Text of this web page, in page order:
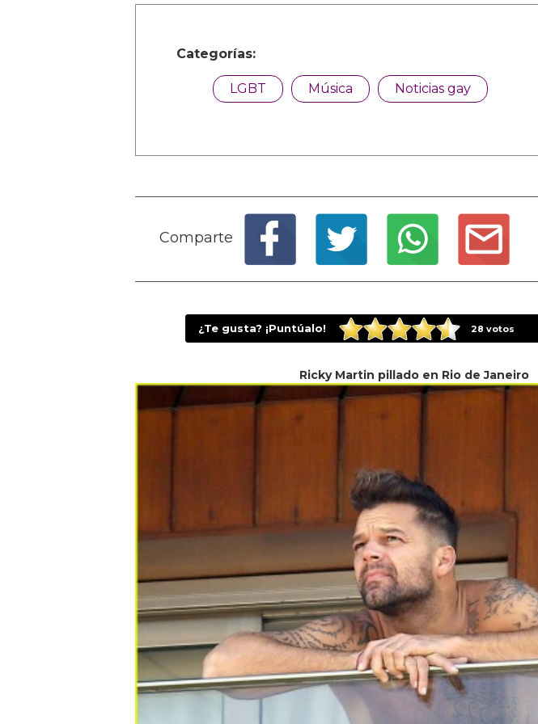
Categorías:
LGBT Música Noticias gay
Comparte
¿Te gusta? ¡Puntúalo! 28 votos
Ricky Martin pillado en Rio de Janeiro